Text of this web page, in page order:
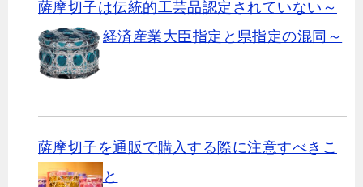
薩摩切子は伝統的工芸品認定されていない～
経済産業大臣指定と県指定の混同～
薩摩切子を通販で購入する際に注意すべきこ
と